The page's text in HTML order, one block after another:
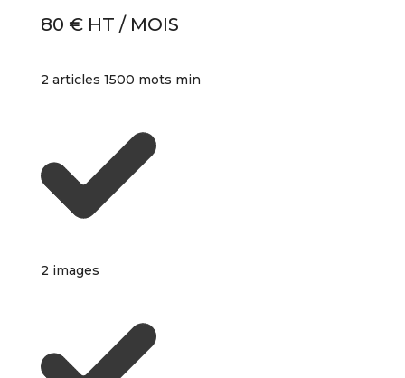
80 € HT / MOIS
2 articles 1500 mots min
2 images